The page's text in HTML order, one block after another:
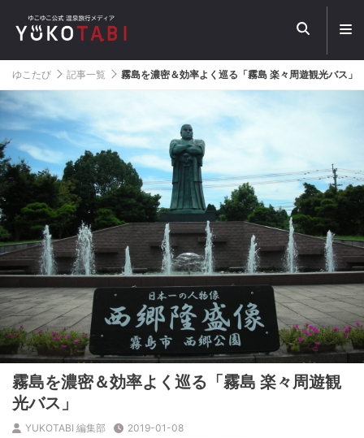
メ
ュ
ー
ゆこたび 記事一覧 霧島を濃密＆効率よく巡る「霧島 楽々周遊観光バス」
霧島を濃密＆効率よく巡る「霧島 楽々周遊観
光バス」
YUKOTABI 編集部
2019-01-08